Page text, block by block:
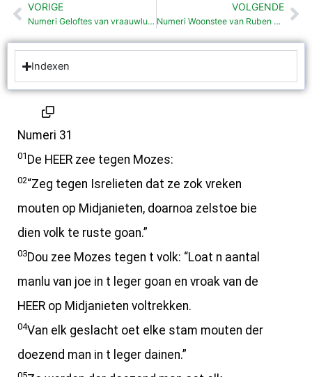
Vorige
VORIGE
Numeri Geloftes van vraauwlu (30:2-17 )
VOLGENDE
Numeri Woonstee van Ruben en Gad (32:1-42 )
Indexen
Numeri 31
01 De HEER zee tegen Mozes:
02“Zeg tegen Isrelieten dat ze zok vreken
mouten op Midjanieten, doarnoa zelstoe bie
dien volk te ruste goan.”
03Dou zee Mozes tegen t volk: “Loat n aantal
manlu van joe in t leger goan en vroak van de
HEER op Midjanieten voltrekken.
04Van elk geslacht oet elke stam mouten der
doezend man in t leger dainen.”